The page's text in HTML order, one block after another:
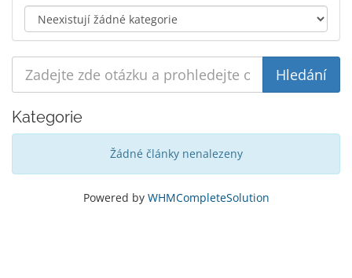
Kategorie
Žádné články nenalezeny
Powered by WHMCompleteSolution